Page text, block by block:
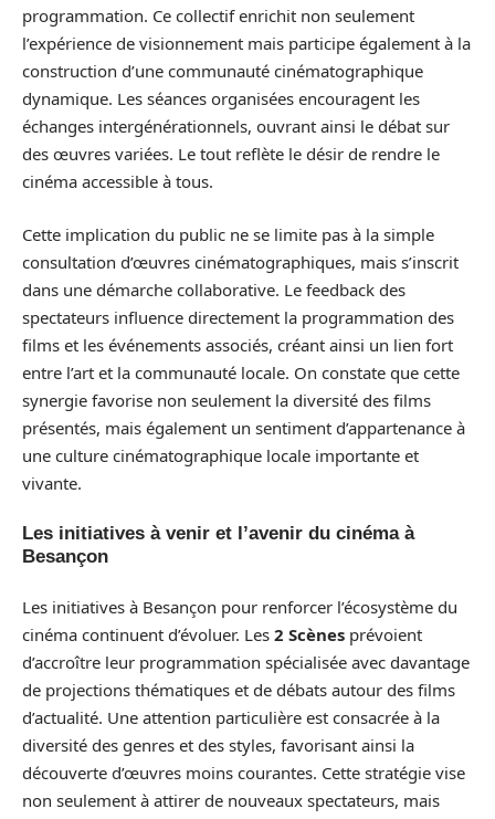
programmation. Ce collectif enrichit non seulement
l’expérience de visionnement mais participe également à la
construction d’une communauté cinématographique
dynamique. Les séances organisées encouragent les
échanges intergénérationnels, ouvrant ainsi le débat sur
des œuvres variées. Le tout reflète le désir de rendre le
cinéma accessible à tous.
Cette implication du public ne se limite pas à la simple
consultation d’œuvres cinématographiques, mais s’inscrit
dans une démarche collaborative. Le feedback des
spectateurs influence directement la programmation des
films et les événements associés, créant ainsi un lien fort
entre l’art et la communauté locale. On constate que cette
synergie favorise non seulement la diversité des films
présentés, mais également un sentiment d’appartenance à
une culture cinématographique locale importante et
vivante.
Les initiatives à venir et l’avenir du cinéma à
Besançon
Les initiatives à Besançon pour renforcer l’écosystème du
cinéma continuent d’évoluer. Les 2 Scènes prévoient
d’accroître leur programmation spécialisée avec davantage
de projections thématiques et de débats autour des films
d’actualité. Une attention particulière est consacrée à la
diversité des genres et des styles, favorisant ainsi la
découverte d’œuvres moins courantes. Cette stratégie vise
non seulement à attirer de nouveaux spectateurs, mais